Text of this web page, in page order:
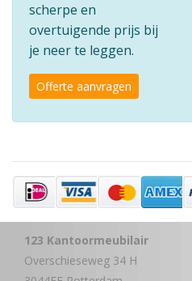
scherpe en
overtuigende prijs bij
je neer te leggen.
Offerte aanvragen
123 Kantoormeubilair
Overschieseweg 34 H